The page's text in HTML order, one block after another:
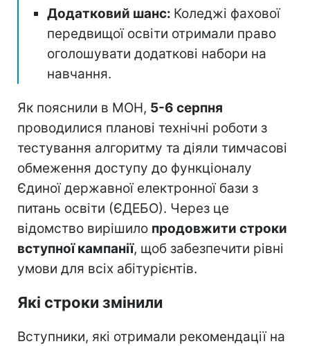
Додатковий шанс: Коледжі фахової
передвищої освіти отримали право
оголошувати додаткові набори на
навчання.
Як пояснили в МОН, 5-6 серпня
проводилися планові технічні роботи з
тестування алгоритму та діяли тимчасові
обмеження доступу до функціоналу
Єдиної державної електронної бази з
питань освіти (ЄДЕБО). Через це
відомство вирішило продовжити строки
вступної кампанії, щоб забезпечити рівні
умови для всіх абітурієнтів.
Які строки змінили
Вступники, які отримали рекомендації на